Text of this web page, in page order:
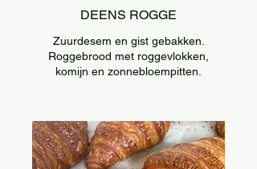
DEENS ROGGE
Zuurdesem en gist gebakken.
Roggebrood met roggevlokken,
komijn en zonnebloempitten.